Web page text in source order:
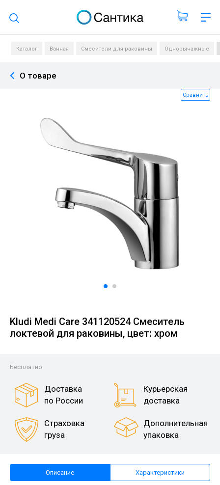
Поиск по каталогу
Каталог Ванная Смесители для раковины Однорычажные
О товаре
Сравнить
Kludi Medi Care 341120524 Смеситель
локтевой для раковины, цвет: хром
Бесплатно
Доставка
по России
Курьерская
доставка
Страховка
груза
Дополнительная
упаковка
Описание Характеристики